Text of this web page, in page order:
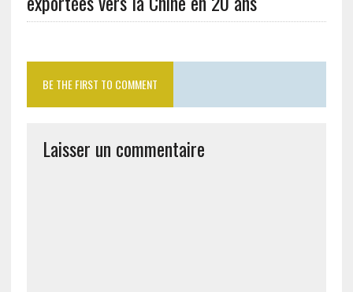
BE THE FIRST TO COMMENT
Laisser un commentaire